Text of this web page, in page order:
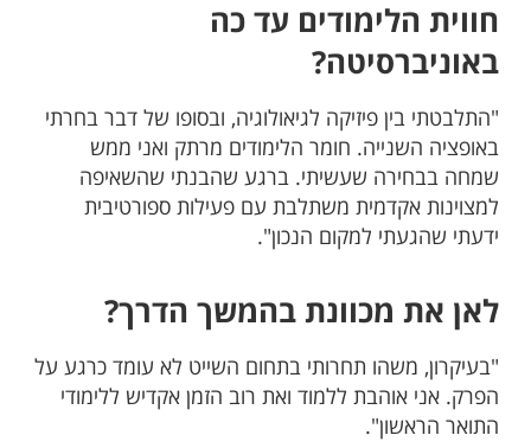
חווית הלימודים עד כה
באוניברסיטה?
"התלבטתי בין פיזיקה לגיאולוגיה, ובסופו של דבר בחרתי
באופציה השנייה. חומר הלימודים מרתק ואני ממש
שמחה בבחירה שעשיתי. ברגע שהבנתי שהשאיפה
למצוינות אקדמית משתלבת עם פעילות ספורטיבית
ידעתי שהגעתי למקום הנכון".
לאן את מכוונת בהמשך הדרך?
"בעיקרון, משהו תחרותי בתחום השייט לא עומד כרגע על
הפרק. אני אוהבת ללמוד ואת רוב הזמן אקדיש ללימודי
התואר הראשון".